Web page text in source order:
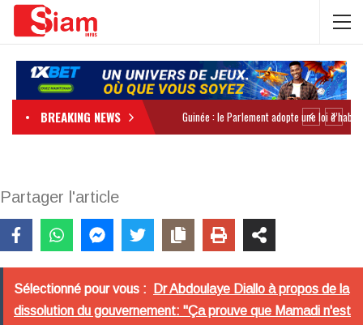
BREAKING NEWS
Partager l'article
Sélectionné pour vous :
Dr Abdoulaye Diallo à propos de la
dissolution du gouvernement: "Ça prouve que Mamadi n'est